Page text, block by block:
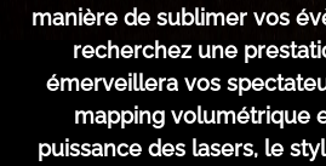
manière de sublimer vos
recherchez une
émerveillera vos
mapping volumétrique
puissance des lasers, le